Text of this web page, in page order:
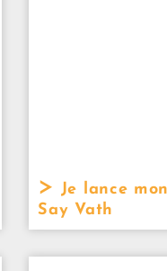
Je lance
Say Vath